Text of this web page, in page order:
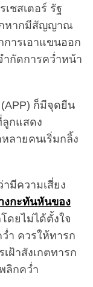
เชสเตอร์ รัฐ
กหากมีสัญญาณ
ารเอาแขนออก
กัดการคว่ำหน้า
ก็มีจุดยืน
กแสดง
ลายคนเริ่มกลิ้ง
มีความเสี่ยง
งกะทันหันของ
ดยไม่ได้ตั้งใจ
ำ ควรให้ทารก
ฝ้าสังเกตทารก
ลิกคว่ำ